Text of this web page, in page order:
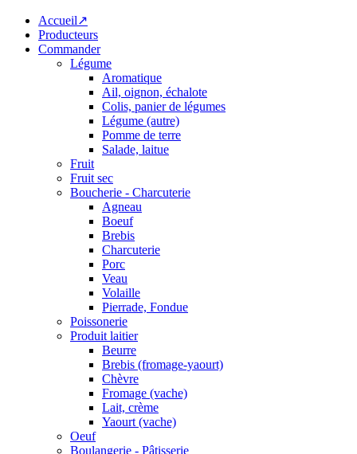
Accueil↗
Producteurs
Commander
Légume
Aromatique
Ail, oignon, échalote
Colis, panier de légumes
Légume (autre)
Pomme de terre
Salade, laitue
Fruit
Fruit sec
Boucherie - Charcuterie
Agneau
Boeuf
Brebis
Charcuterie
Porc
Veau
Volaille
Pierrade, Fondue
Poissonerie
Produit laitier
Beurre
Brebis (fromage-yaourt)
Chèvre
Fromage (vache)
Lait, crème
Yaourt (vache)
Oeuf
Boulangerie - Pâtisserie